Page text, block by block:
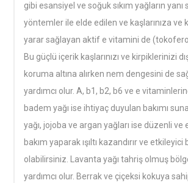
gibi esansiyel ve soğuk sıkım yağların yanı
yöntemler ile elde edilen ve kaşlarınıza ve
yarar sağlayan aktif e vitamini de
Bu güçlü içerik kaşlarınızı ve kirpiklerinizi
koruma altına alırken nem dengesini de
yardımcı olur. A, b1, b2, b6 ve e
badem yağı ise ihtiyaç duyulan bakımı
yağı, jojoba ve argan yağları ise düzenli ve
bakım yaparak ışıltı kazandırır ve etkileyici
olabilirsiniz. Lavanta yağı tahriş olmuş
yardımcı olur. Berrak ve çiçeksi kokuya